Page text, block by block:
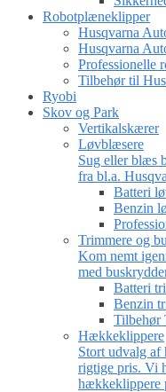
Robotplæneklipper
Husqvarna
Husqvarna
Professionelle
Tilbehør til
Ryobi
Skov og Park
Vertikalskærer
Løvblæsere
Sug eller blæs
fra bl.a.
Batteri
Benzin
Trimmere og
Kom nemt
med
Batteri
Benzin
Tilbehør
Hækkeklippere
Stort udvalg
rigtige pris. Vi
hækkeklippere